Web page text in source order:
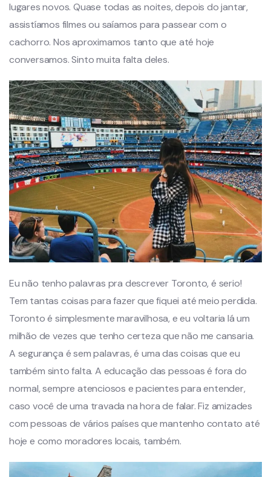
lugares novos. Quase todas as noites, depois do jantar,
assistíamos filmes ou saíamos para passear com o
cachorro. Nos aproximamos tanto que até hoje
conversamos. Sinto muita falta deles.
Eu não tenho palavras pra descrever Toronto, é serio!
Tem tantas coisas para fazer que fiquei até meio perdida.
Toronto é simplesmente maravilhosa, e eu voltaria lá um
milhão de vezes que tenho certeza que não me cansaria.
A segurança é sem palavras, é uma das coisas que eu
também sinto falta. A educação das pessoas é fora do
normal, sempre atenciosos e pacientes para entender,
caso você de uma travada na hora de falar. Fiz amizades
com pessoas de vários países que mantenho contato até
hoje e como moradores locais, também.